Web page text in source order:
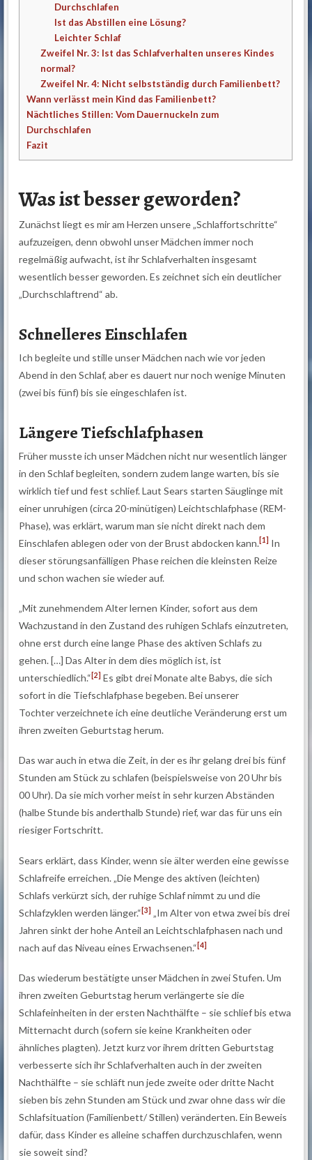
Durchschlafen
Ist das Abstillen eine Lösung?
Leichter Schlaf
Zweifel Nr. 3: Ist das Schlafverhalten unseres Kindes
normal?
Zweifel Nr. 4: Nicht selbstständig durch Familienbett?
Wann verlässt mein Kind das Familienbett?
Nächtliches Stillen: Vom Dauernuckeln zum
Durchschlafen
Fazit
Was ist besser geworden?
Zunächst liegt es mir am Herzen unsere „Schlaffortschritte“
aufzuzeigen, denn obwohl unser Mädchen immer noch
regelmäßig aufwacht, ist ihr Schlafverhalten insgesamt
wesentlich besser geworden. Es zeichnet sich ein deutlicher
„Durchschlaftrend“ ab.
Schnelleres Einschlafen
Ich begleite und stille unser Mädchen nach wie vor jeden
Abend in den Schlaf, aber es dauert nur noch wenige Minuten
(zwei bis fünf) bis sie eingeschlafen ist.
Längere Tiefschlafphasen
Früher musste ich unser Mädchen nicht nur wesentlich länger
in den Schlaf begleiten, sondern zudem lange warten, bis sie
wirklich tief und fest schlief. Laut Sears starten Säuglinge mit
einer unruhigen (circa 20-minütigen) Leichtschlafphase (REM-
Phase), was erklärt, warum man sie nicht direkt nach dem
Einschlafen ablegen oder von der Brust abdocken kann.[1]
In
dieser störungsanfälligen Phase reichen die kleinsten Reize
und schon wachen sie wieder auf.
„Mit zunehmendem Alter lernen Kinder, sofort aus dem
Wachzustand in den Zustand des ruhigen Schlafs einzutreten,
ohne erst durch eine lange Phase des aktiven Schlafs zu
gehen. […] Das Alter in dem dies möglich ist, ist
unterschiedlich.“[2] Es gibt drei Monate alte Babys, die sich
sofort in die Tiefschlafphase begeben. Bei unserer
Tochter verzeichnete ich eine deutliche Veränderung erst um
ihren zweiten Geburtstag herum.
Das war auch in etwa die Zeit, in der es ihr gelang drei bis fünf
Stunden am Stück zu schlafen (beispielsweise von 20 Uhr bis
00 Uhr). Da sie mich vorher meist in sehr kurzen Abständen
(halbe Stunde bis anderthalb Stunde) rief, war das für uns ein
riesiger Fortschritt.
Sears erklärt, dass Kinder, wenn sie älter werden eine gewisse
Schlafreife erreichen. „Die Menge des aktiven (leichten)
Schlafs verkürzt sich, der ruhige Schlaf nimmt zu und die
Schlafzyklen werden länger.“[3] „Im Alter von etwa zwei bis drei
Jahren sinkt der hohe Anteil an Leichtschlafphasen nach und
nach auf das Niveau eines Erwachsenen.“[4]
Das wiederum bestätigte unser Mädchen in zwei Stufen. Um
ihren zweiten Geburtstag herum verlängerte sie die
Schlafeinheiten in der ersten Nachthälfte – sie schlief bis etwa
Mitternacht durch (sofern sie keine Krankheiten oder
ähnliches plagten). Jetzt kurz vor ihrem dritten Geburtstag
verbesserte sich ihr Schlafverhalten auch in der zweiten
Nachthälfte – sie schläft nun jede zweite oder dritte Nacht
sieben bis zehn Stunden am Stück und zwar ohne dass wir die
Schlafsituation (Familienbett/ Stillen) veränderten. Ein Beweis
dafür, dass Kinder es alleine schaffen durchzuschlafen, wenn
sie soweit sind?